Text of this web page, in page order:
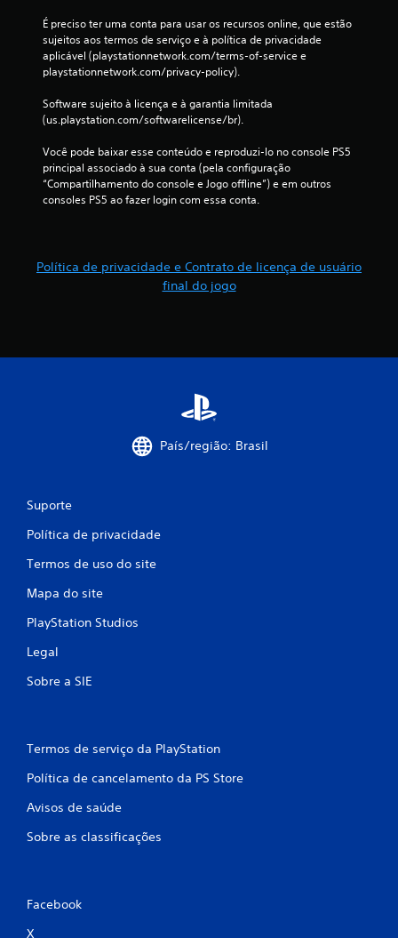
É preciso ter uma conta para usar os recursos online, que estão
sujeitos aos termos de serviço e à política de privacidade
aplicável (playstationnetwork.com/terms-of-service e
playstationnetwork.com/privacy-policy).
Software sujeito à licença e à garantia limitada
(us.playstation.com/softwarelicense/br).
Você pode baixar esse conteúdo e reproduzi-lo no console PS5
principal associado à sua conta (pela configuração
“Compartilhamento do console e Jogo offline”) e em outros
consoles PS5 ao fazer login com essa conta.
Política de privacidade e Contrato de licença de usuário
final do jogo
País/região: Brasil
Suporte
Política de privacidade
Termos de uso do site
Mapa do site
PlayStation Studios
Legal
Sobre a SIE
Termos de serviço da PlayStation
Política de cancelamento da PS Store
Avisos de saúde
Sobre as classificações
Facebook
X